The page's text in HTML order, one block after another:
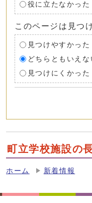
役に立たなかった
このページは見つ
見つけやすかった
どちらともいえな
見つけにくかった
町立学校施設の
ホーム 新着情報